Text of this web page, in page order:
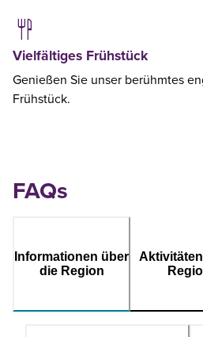
Vielfältiges Frühstück
Genießen Sie unser berühmtes
Frühstück.
FAQs
Informationen über
die Region